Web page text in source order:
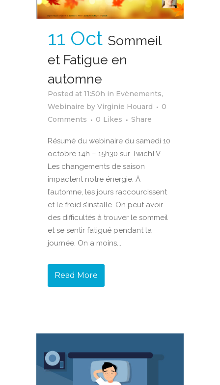
11 Oct Sommeil
et Fatigue en
automne
Posted at 11:50h in Evènements,
Webinaire by Virginie Houard
0
Comments
0 Likes Share
Résumé du webinaire du samedi 10
octobre 14h – 15h30 sur TwichTV
Les changements de saison
impactent notre énergie. À
l’automne, les jours raccourcissent
et le froid s’installe. On peut avoir
des difficultés à trouver le sommeil
et se sentir fatigué pendant la
journée. On a moins...
Read More